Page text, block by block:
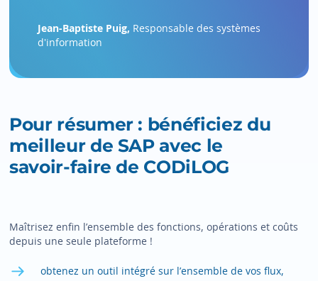
Jean-Baptiste Puig, Responsable des systèmes
d'information
Pour résumer : bénéficiez du
meilleur de SAP avec le
savoir‍-‍faire de CODiLOG
Maîtrisez enfin l’ensemble des fonctions, opérations et coûts
depuis une seule plateforme !
obtenez un outil intégré sur l’ensemble de vos flux,